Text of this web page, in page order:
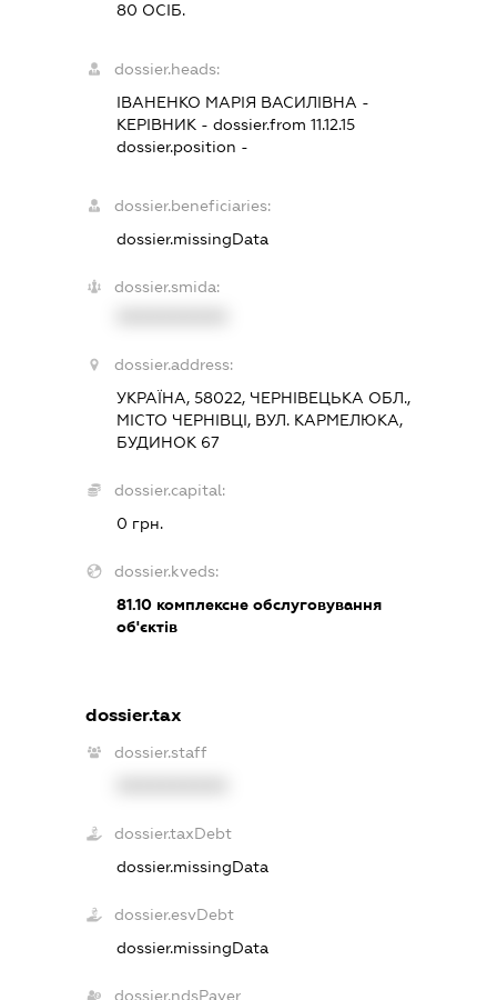
80 ОСІБ.
dossier.heads:
ІВАНЕНКО МАРІЯ ВАСИЛІВНА -
КЕРІВНИК - dossier.from 11.12.15
dossier.position -
dossier.beneficiaries:
dossier.missingData
dossier.smida:
dossier.address:
УКРАЇНА, 58022, ЧЕРНІВЕЦЬКА ОБЛ.,
МІСТО ЧЕРНІВЦІ, ВУЛ. КАРМЕЛЮКА,
БУДИНОК 67
dossier.capital:
0 грн.
dossier.kveds:
81.10 комплексне обслуговування
об'єктів
dossier.tax
dossier.staff
dossier.taxDebt
dossier.missingData
dossier.esvDebt
dossier.missingData
dossier.ndsPayer